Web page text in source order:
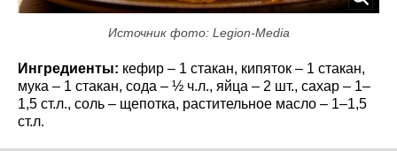
Источник фото: Legion-Media
Ингредиенты: кефир – 1 стакан, кипяток – 1 стакан,
мука – 1 стакан, сода – ½ ч.л., яйца – 2 шт., сахар – 1–
1,5 ст.л., соль – щепотка, растительное масло – 1–1,5
ст.л.